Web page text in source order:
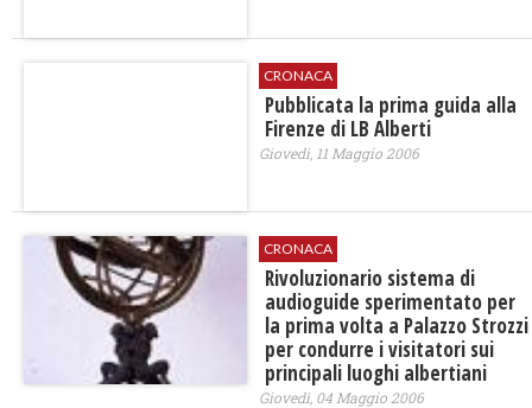
CRONACA
Pubblicata la prima guida alla
Firenze di LB Alberti
Giovedì, 11 Maggio 2006
CRONACA
Rivoluzionario sistema di
audioguide sperimentato per
la prima volta a Palazzo Strozzi
per condurre i visitatori sui
principali luoghi albertiani
Giovedì, 04 Maggio 2006